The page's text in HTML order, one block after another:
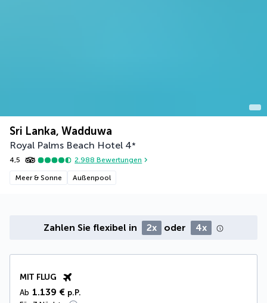
Sri Lanka, Wadduwa
Royal Palms Beach Hotel 4*
4,5 2.988 Bewertungen
Meer & Sonne Außenpool
Zahlen Sie flexibel in 2x oder 4x
MIT FLUG
Ab 1.139 € p.P.